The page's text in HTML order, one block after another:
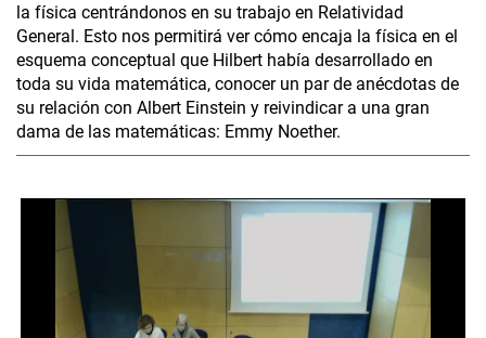
la física centrándonos en su trabajo en Relatividad
General. Esto nos permitirá ver cómo encaja la física en el
esquema conceptual que Hilbert había desarrollado en
toda su vida matemática, conocer un par de anécdotas de
su relación con Albert Einstein y reivindicar a una gran
dama de las matemáticas: Emmy Noether.